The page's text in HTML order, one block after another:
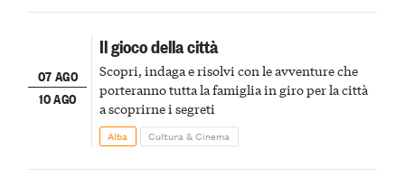
07 AGO
10 AGO
Il gioco della città
Scopri, indaga e risolvi con le avventure che
porteranno tutta la famiglia in giro per la città
a scoprirne i segreti
Alba Cultura & Cinema